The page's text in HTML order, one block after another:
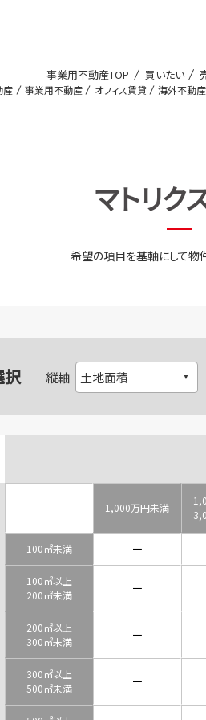
産 事業用不動産 オフィス賃貸 海外不動産
事業用不動産TOP 買いたい
マトリク
希望の項目を基軸にして物
択 縦軸
1,000万円未満
100㎡未満 －
100㎡以上
200㎡未満
－
200㎡以上
300㎡未満
－
300㎡以上
500㎡未満
－